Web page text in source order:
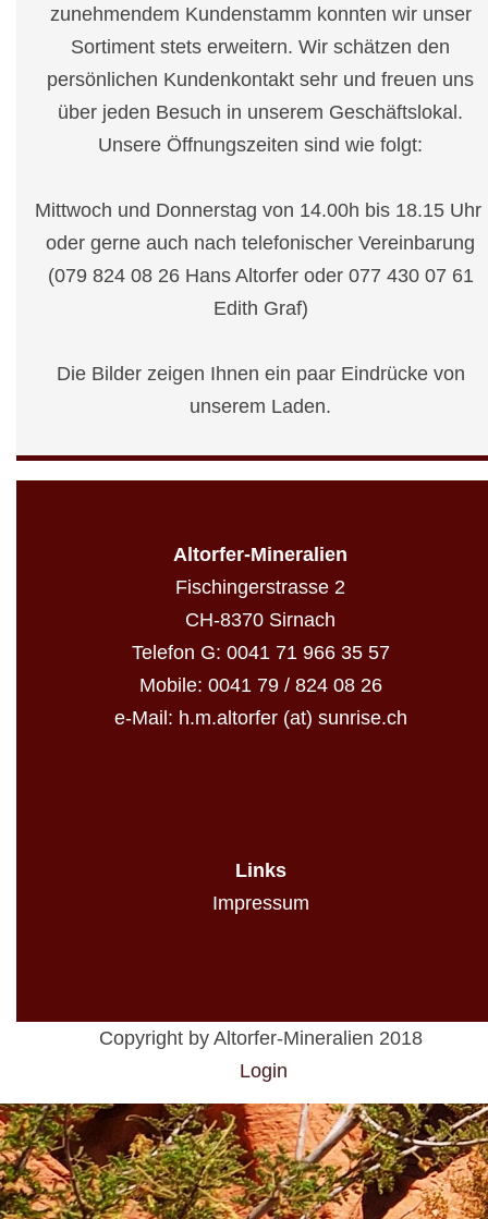
zunehmendem Kundenstamm konnten wir unser
Sortiment stets erweitern. Wir schätzen den
persönlichen Kundenkontakt sehr und freuen uns
über jeden Besuch in unserem Geschäftslokal.
Unsere Öffnungszeiten sind wie folgt:
Mittwoch und Donnerstag von 14.00h bis 18.15 Uhr
oder gerne auch nach telefonischer Vereinbarung
(079 824 08 26 Hans Altorfer oder 077 430 07 61
Edith Graf)
Die Bilder zeigen Ihnen ein paar Eindrücke von
unserem Laden.
Altorfer-Mineralien
Fischingerstrasse 2
CH-8370 Sirnach
Telefon G: 0041 71 966 35 57
Mobile: 0041 79 / 824 08 26
e-Mail: h.m.altorfer (at) sunrise.ch
Links
Impressum
Copyright by Altorfer-Mineralien 2018
Login